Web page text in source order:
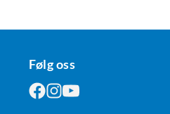
Følg oss